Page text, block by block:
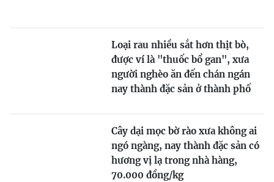
Loại rau nhiều sắt hơn thịt bò,
được ví là "thuốc bổ gan", xưa
người nghèo ăn đến chán ngán
nay thành đặc sản ở thành phố
Cây dại mọc bờ rào xưa không ai
ngó ngàng, nay thành đặc sản có
hương vị lạ trong nhà hàng,
70.000 đồng/kg